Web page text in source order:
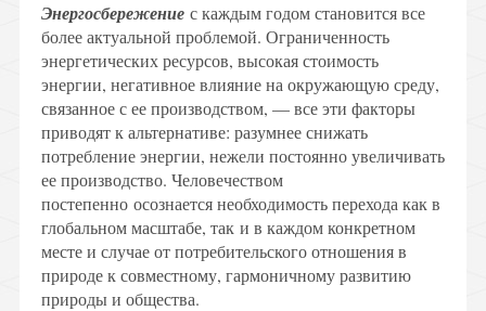
Энергосбережение с каждым годом становится все
более актуальной проблемой. Ограниченность
энергетических ресурсов, высокая стоимость
энергии, негативное влияние на окружающую среду,
связанное с ее производством, — все эти факторы
приводят к альтернативе: разумнее снижать
потребление энергии, нежели постоянно увеличивать
ее производство. Человечеством
постепенно осознается необходимость перехода как в
глобальном масштабе, так и в каждом конкретном
месте и случае от потребительского отношения в
природе к совместному, гармоничному развитию
природы и общества.